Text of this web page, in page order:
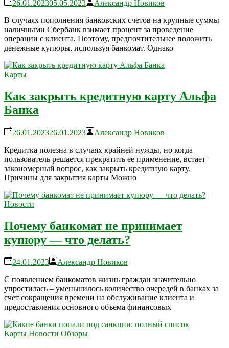
26.01.202305.05.2023
Александр Новиков
В случаях пополнения банковских счетов на крупные суммы
наличными Сбербанк взимает процент за проведение
операции с клиента. Поэтому, предпочтительнее положить
денежные купюры, используя банкомат. Однако
Карты
Как закрыть кредитную карту Альфа
Банка
26.01.202326.01.2023
Александр Новиков
Кредитка полезна в случаях крайней нужды, но когда
пользователь решается прекратить ее применение, встает
закономерный вопрос, как закрыть кредитную карту.
Причины для закрытия карты Можно
Новости
Почему банкомат не принимает
купюру — что делать?
24.01.2023
Александр Новиков
С появлением банкоматов жизнь граждан значительно
упростилась – уменьшилось количество очередей в банках за
счет сокращения времени на обслуживание клиента и
предоставления основного объема финансовых
Карты Новости Обзоры